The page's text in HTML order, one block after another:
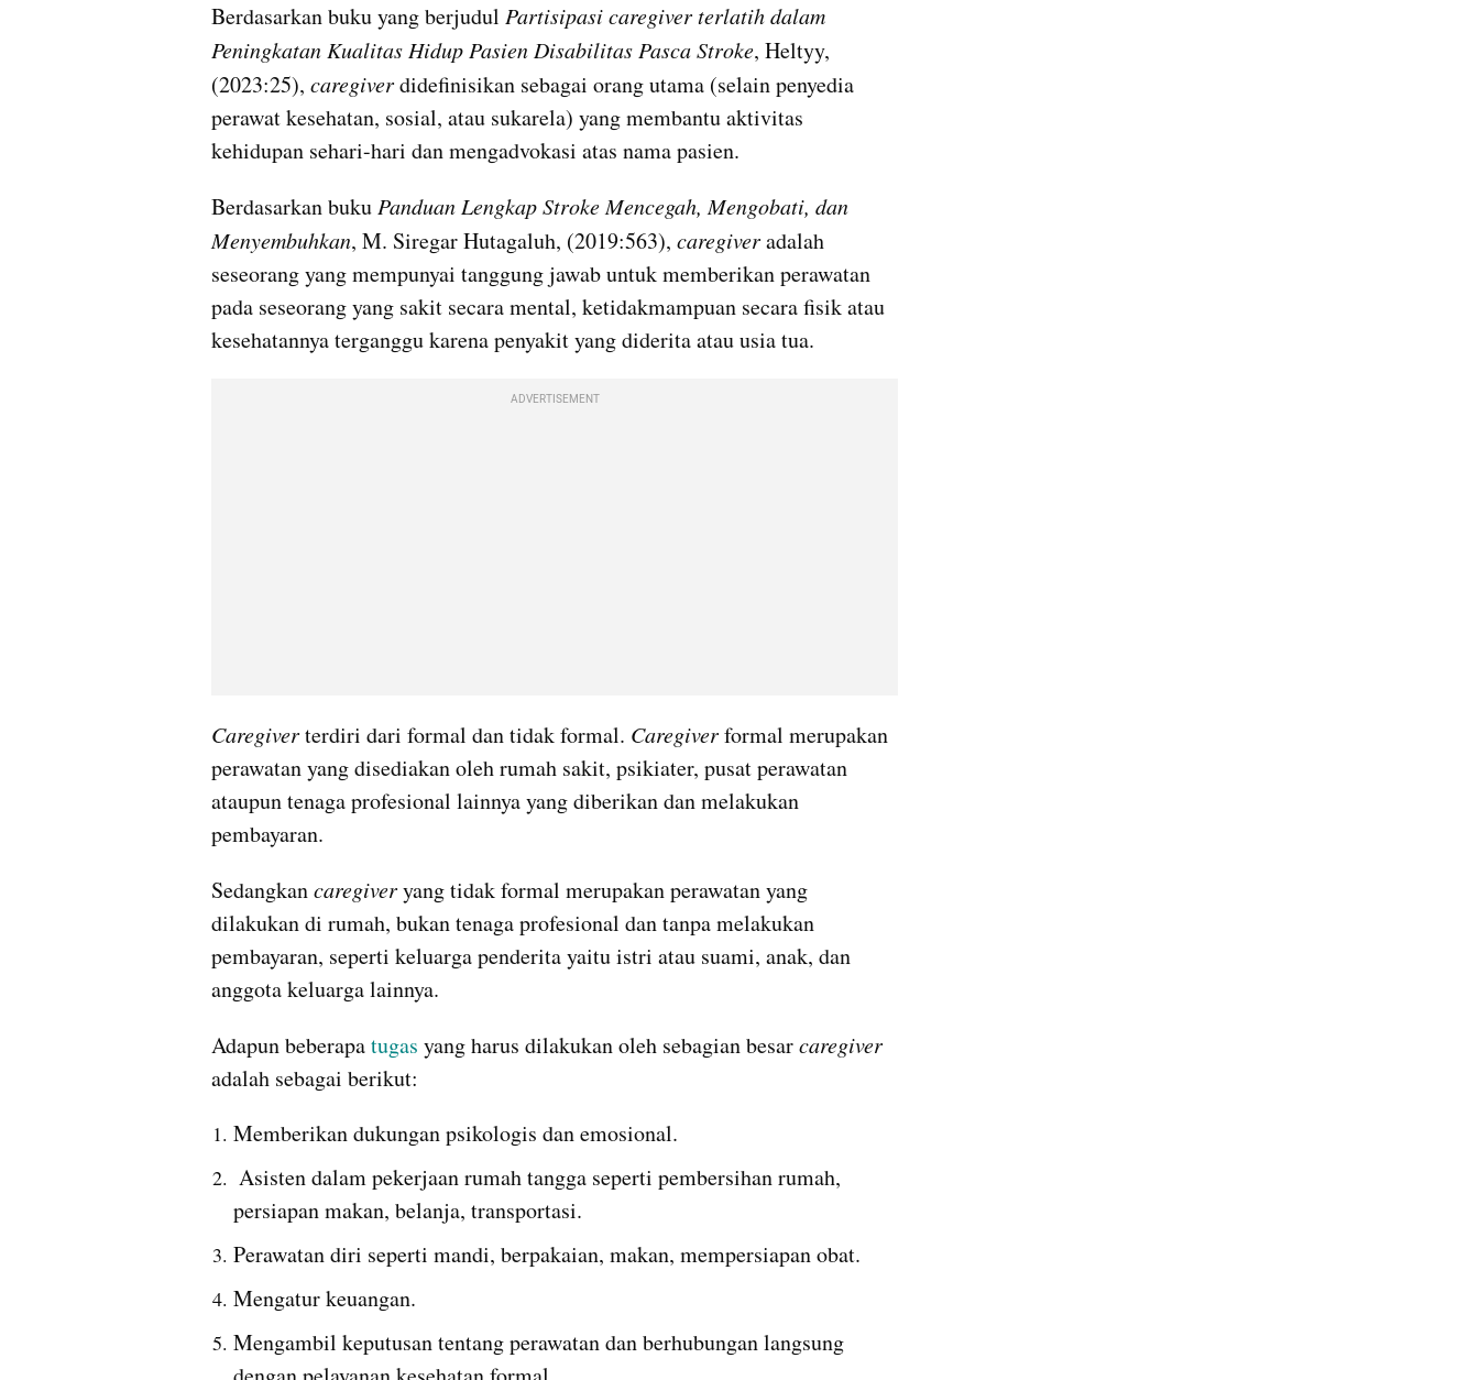
Berdasarkan buku yang berjudul Partisipasi caregiver terlatih dalam
Peningkatan Kualitas Hidup Pasien Disabilitas Pasca Stroke, Heltyy,
(2023:25), caregiver didefinisikan sebagai orang utama (selain penyedia
perawat kesehatan, sosial, atau sukarela) yang membantu aktivitas
kehidupan sehari-hari dan mengadvokasi atas nama pasien.
Berdasarkan buku Panduan Lengkap Stroke Mencegah, Mengobati, dan
Menyembuhkan, M. Siregar Hutagaluh, (2019:563), caregiver adalah
seseorang yang mempunyai tanggung jawab untuk memberikan perawatan
pada seseorang yang sakit secara mental, ketidakmampuan secara fisik atau
kesehatannya terganggu karena penyakit yang diderita atau usia tua.
ADVERTISEMENT
Caregiver terdiri dari formal dan tidak formal. Caregiver formal merupakan
perawatan yang disediakan oleh rumah sakit, psikiater, pusat perawatan
ataupun tenaga profesional lainnya yang diberikan dan melakukan
pembayaran.
Sedangkan caregiver yang tidak formal merupakan perawatan yang
dilakukan di rumah, bukan tenaga profesional dan tanpa melakukan
pembayaran, seperti keluarga penderita yaitu istri atau suami, anak, dan
anggota keluarga lainnya.
Adapun beberapa tugas yang harus dilakukan oleh sebagian besar
adalah sebagai berikut:
Memberikan dukungan psikologis dan emosional.
persiapan makan, belanja, transportasi.
Perawatan diri seperti mandi, berpakaian, makan, mempersiapan obat.
Mengatur keuangan.
Mengambil keputusan tentang perawatan dan berhubungan langsung